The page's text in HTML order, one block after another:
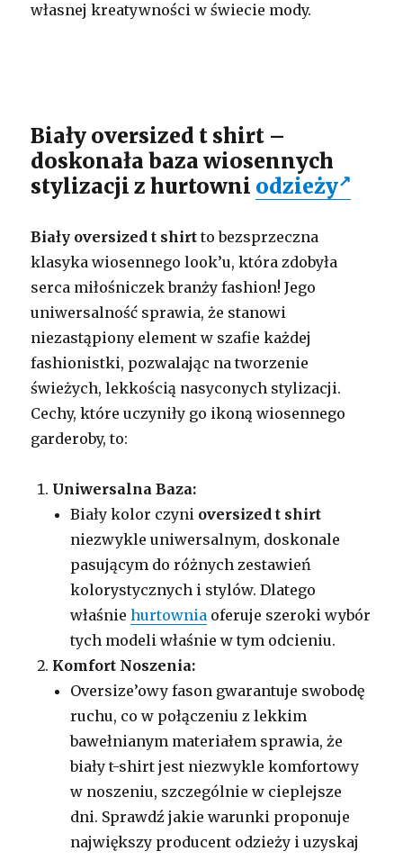
własnej kreatywności w świecie mody.
Biały oversized t shirt –
doskonała baza wiosennych
stylizacji z hurtowni odzieży
Biały oversized t shirt to bezsprzeczna
klasyka wiosennego look’u, która zdobyła
serca miłośniczek branży fashion! Jego
uniwersalność sprawia, że stanowi
niezastąpiony element w szafie każdej
fashionistki, pozwalając na tworzenie
świeżych, lekkością nasyconych stylizacji.
Cechy, które uczyniły go ikoną wiosennego
garderoby, to:
Uniwersalna Baza:
Biały kolor czyni oversized t shirt
niezwykle uniwersalnym, doskonale
pasującym do różnych zestawień
kolorystycznych i stylów. Dlatego
właśniehurtownia oferuje szeroki wybór
tych modeli właśnie w tym odcieniu.
Komfort Noszenia:
Oversize’owy fason gwarantuje swobodę
ruchu, co w połączeniu z lekkim
bawełnianym materiałem sprawia, że
biały t-shirt jest niezwykle komfortowy
w noszeniu, szczególnie w cieplejsze
dni. Sprawdź jakie warunki proponuje
największy producent odzieży i uzyskaj